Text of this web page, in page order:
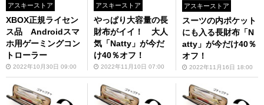
アスキーストア
XBOX正規ライセン
ス品 Androidスマ
ホ用ゲーミングコン
トローラー
2022年10月30日 09:00
アスキーストア
やっぱり大容量の長
財布がイイ！ 大人
気「Natty」が今だ
け40％オフ！
2022年11月10日 07:00
アスキーストア
スーツの内ポケット
にも入る長財布「N
atty」が今だけ40％
オフ！
2022年11月16日 18:00